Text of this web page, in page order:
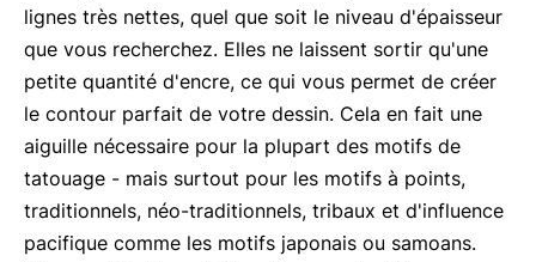
lignes très nettes, quel que soit le niveau d'épaisseur
que vous recherchez. Elles ne laissent sortir qu'une
petite quantité d'encre, ce qui vous permet de créer
le contour parfait de votre dessin. Cela en fait une
aiguille nécessaire pour la plupart des motifs de
tatouage - mais surtout pour les motifs à points,
traditionnels, néo-traditionnels, tribaux et d'influence
pacifique comme les motifs japonais ou samoans.